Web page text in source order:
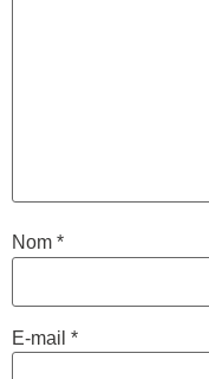
Nom *
E-mail *